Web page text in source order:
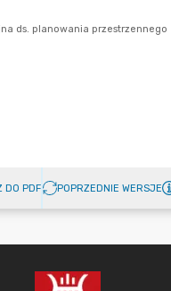
DO PDF POPRZEDNIE WERSJE